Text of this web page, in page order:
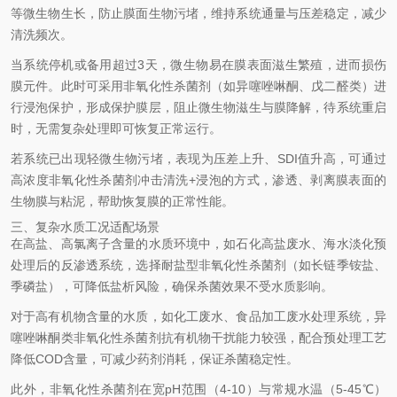
等微生物生长，防止膜面生物污堵，维持系统通量与压差稳定，减少
清洗频次。
当系统停机或备用超过3天，微生物易在膜表面滋生繁殖，进而损伤
膜元件。此时可采用非氧化性杀菌剂（如异噻唑啉酮、戊二醛类）进
行浸泡保护，形成保护膜层，阻止微生物滋生与膜降解，待系统重启
时，无需复杂处理即可恢复正常运行。
若系统已出现轻微生物污堵，表现为压差上升、SDI值升高，可通过
高浓度非氧化性杀菌剂冲击清洗+浸泡的方式，渗透、剥离膜表面的
生物膜与粘泥，帮助恢复膜的正常性能。
三、复杂水质工况适配场景
在高盐、高氯离子含量的水质环境中，如石化高盐废水、海水淡化预
处理后的反渗透系统，选择耐盐型非氧化性杀菌剂（如长链季铵盐、
季磷盐），可降低盐析风险，确保杀菌效果不受水质影响。
对于高有机物含量的水质，如化工废水、食品加工废水处理系统，异
噻唑啉酮类非氧化性杀菌剂抗有机物干扰能力较强，配合预处理工艺
降低COD含量，可减少药剂消耗，保证杀菌稳定性。
此外，非氧化性杀菌剂在宽pH范围（4-10）与常规水温（5-45℃）